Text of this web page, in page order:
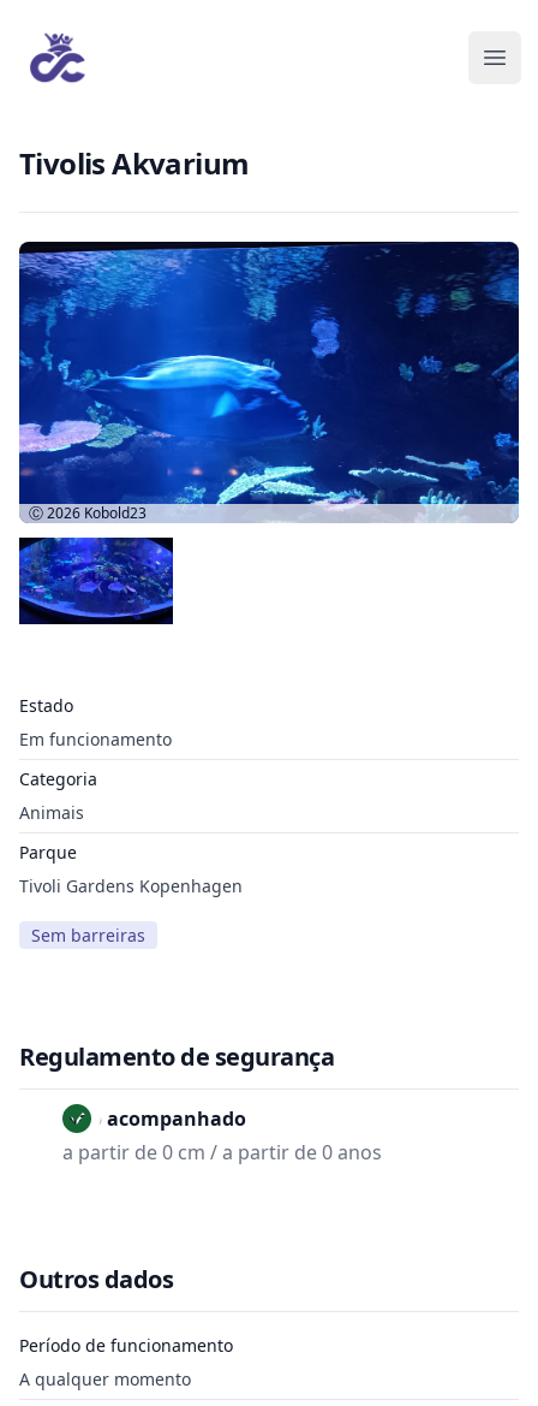
Tivolis Akvarium
Estado
Em funcionamento
Categoria
Animais
Parque
Tivoli Gardens Kopenhagen
Sem barreiras
Ⓒ 2026 Kobold23
Regulamento de segurança
Não acompanhado
a partir de 0 cm / a partir de 0 anos
Outros dados
Período de funcionamento
A qualquer momento